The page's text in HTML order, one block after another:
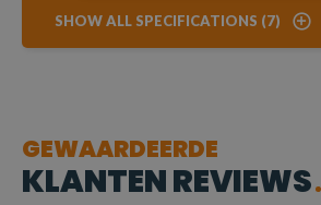
en veilige verankering, perfect geschikt
containers en industriële toepassingen.
Elke sjorketting wordt geleverd met
gegarandeerde kwaliteit en veiligheid.
SHOW ALL SPECIFICATIONS (7)
GEWAARDEERDE
KLANTEN REVIEWS